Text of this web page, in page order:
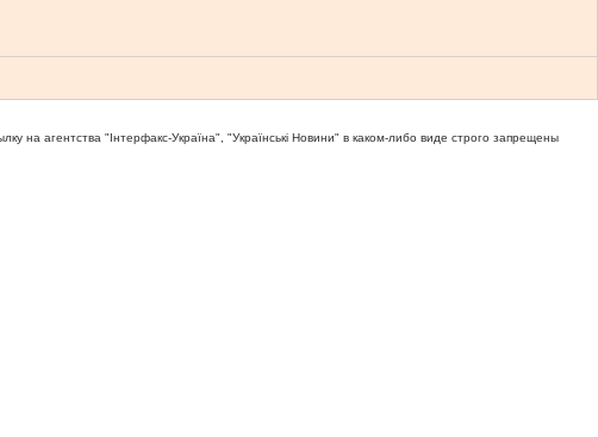
на агентства "Iнтерфакс-Україна", "Українськi Новини" в каком-либо виде строго запрещены